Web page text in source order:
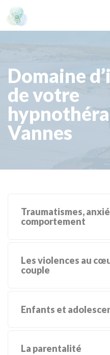
Domaine
de votre
Vannes
Traumatismes,
comportement
Les violences au
couple
Enfants et
La parentalité